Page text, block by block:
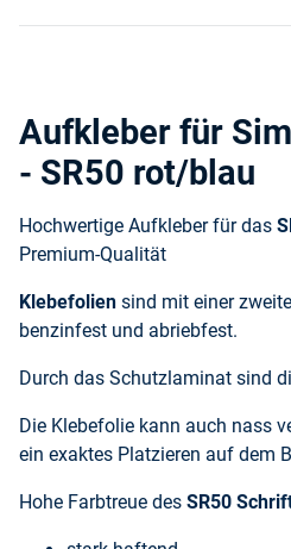
Aufkleber für
- SR50 rot/blau
Hochwertige Aufkleber für das
Premium-Qualität
Klebefolien sind mit einer
benzinfest und abriebfest.
Durch das Schutzlaminat sind
Die Klebefolie kann auch nass
ein exaktes Platzieren auf dem
Hohe Farbtreue des SR50